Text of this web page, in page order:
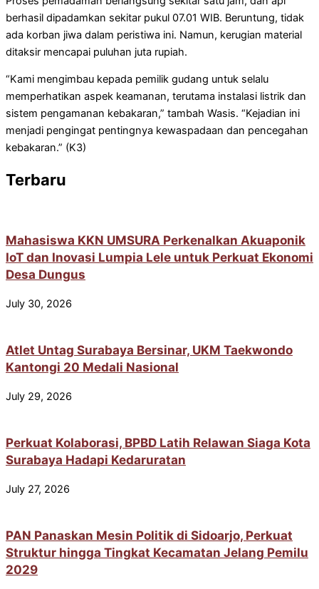
berhasil dipadamkan sekitar pukul 07.01 WIB. Beruntung, tidak
ada korban jiwa dalam peristiwa ini. Namun, kerugian material
ditaksir mencapai puluhan juta rupiah.
“Kami mengimbau kepada pemilik gudang untuk selalu
memperhatikan aspek keamanan, terutama instalasi listrik dan
sistem pengamanan kebakaran,” tambah Wasis. “Kejadian ini
menjadi pengingat pentingnya kewaspadaan dan pencegahan
kebakaran.” (K3)
Terbaru
Mahasiswa KKN UMSURA Perkenalkan Akuaponik
IoT dan Inovasi Lumpia Lele untuk Perkuat Ekonomi
Desa Dungus
July 30, 2026
Atlet Untag Surabaya Bersinar, UKM Taekwondo
Kantongi 20 Medali Nasional
July 29, 2026
Perkuat Kolaborasi, BPBD Latih Relawan Siaga Kota
Surabaya Hadapi Kedaruratan
July 27, 2026
PAN Panaskan Mesin Politik di Sidoarjo, Perkuat
Struktur hingga Tingkat Kecamatan Jelang Pemilu
2029